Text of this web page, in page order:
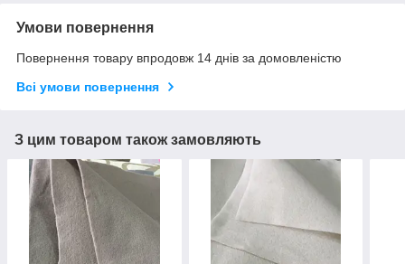
Умови повернення
Повернення товару впродовж 14 днів за домовленістю
Всі умови повернення
З цим товаром також замовляють